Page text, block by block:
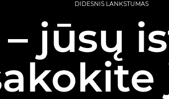
DIDESNIS LANKSTUMAS
– jūsų